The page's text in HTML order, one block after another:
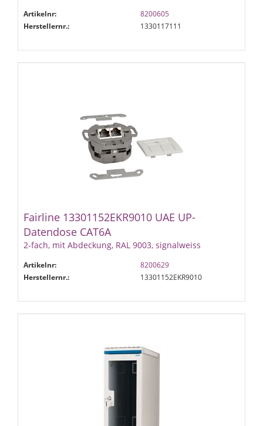
Artikelnr:
8200605
Herstellernr.:
1330117111
Fairline 13301152EKR9010 UAE UP-
Datendose CAT6A
2-fach, mit Abdeckung, RAL 9003, signalweiss
Artikelnr:
8200629
Herstellernr.:
13301152EKR9010